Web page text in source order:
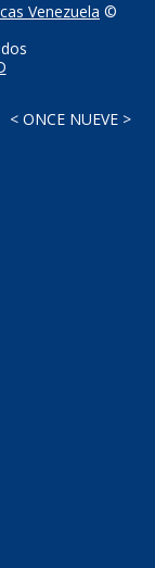
Venezuela ©
< ONCE NUEVE >